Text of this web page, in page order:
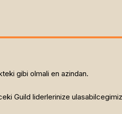
gibi olmali en azindan.
Guild liderlerinize